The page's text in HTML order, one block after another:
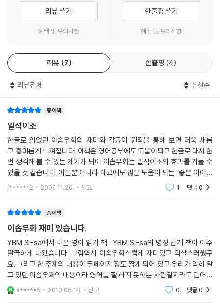
리뷰 쓰기
혜택 및 유의사항
한줄평 쓰기
혜택 및 유의사항
리뷰 7 한줄평 4
리뷰전체 추천순
종이책
일석이조
한글로 읽었던 이솝우화의 재미와 감동이 원작을 통해 보면 더욱 새롭
고 흥미롭게 느껴집니다. 이책은 영어공부에도 도움이되고 한글로 다시 한
번 생각해 볼 수 있는 계기가 되어 이솝우화는 일석이조의 효과를 거둘 수
있을 것 같습니다. 어른뿐 아니라 태교에도 많은 도움이 되는 좋은 이야기
책입니다.
j******2 2009.11.20. 신고 1 댓글0
종이책
이솝우화 재미 있습니다.
YBM Si-sa에서 나온 영어 읽기 책. YBM Si-sa의 명성 답게 책이 아주
깔끔하게 나왔습니다. 그림역시 이솝우화스럽게 재미있고 익살스러웠구
요. 그리고 한 주제의 내용이 두페이지 정도 짧게 되어 있고 우리가 익히 알
고 있던 이솝우화의 내용이라 영어를 잘 하지 못하는 사람일지라도 단어를
찾아보지 않고도 내용을 짐작하여 글을 읽어 내려갈수 있어서 좋았습니
다. 그리고 각 페이지
a*****5 2010.05.18. 신고 0 댓글0